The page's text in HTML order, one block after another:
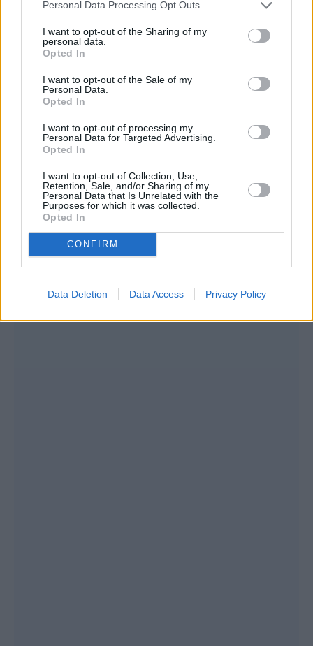
Personal Data Processing Opt Outs
I want to opt-out of the Sharing of my
personal data.
Opted In
I want to opt-out of the Sale of my
Personal Data.
Opted In
I want to opt-out of processing my
Personal Data for Targeted Advertising.
Opted In
I want to opt-out of Collection, Use,
Retention, Sale, and/or Sharing of my
Personal Data that Is Unrelated with the
Purposes for which it was collected.
Opted In
CONFIRM
Data Deletion Data Access Privacy Policy
σχολικού λεωφορείου, υποστήριξη συλλόγου
γονέων, δωρεές/χορηγίες).
Ψηφιακά σχολεία – Ψηφιακό
Φροντιστήριο για επιπλέον
υποστήριξη
Ψηφιακό Φροντιστήριοπροσφέρει
δωρεάν ενισχυτική διδασκαλία σε μαθήματα
Γυμνασίου και Λυκείου. Στόχος η εξάλειψη
των μαθησιακών χασμάτων και η ενίσχυση
της προετοιμασίας για τις πανελλαδικές